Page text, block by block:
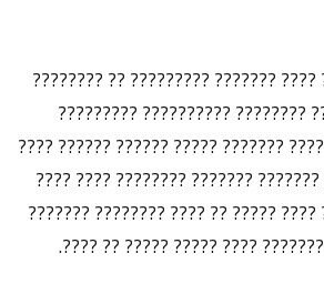
- ?????? ????? ?? ???? ???????
??? ????? ??? ??????? ????????
??????????? ?????? ???? ???????
?????? ???????? ??? ???????
???. ??? ??? ????? ?? ???? ????? ??
?? ??? ????? ?????? ???????